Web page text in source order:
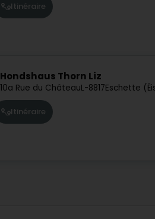
Itinéraire
Hondshaus Thorn Liz
10a Rue du ChâteauL-8817Eschette
Itinéraire